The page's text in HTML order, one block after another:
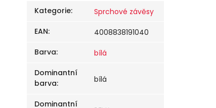
Kategorie:
Sprchové závěsy
EAN:
4008838191040
Barva:
bílá
Dominantní
barva: bílá
Dominantní